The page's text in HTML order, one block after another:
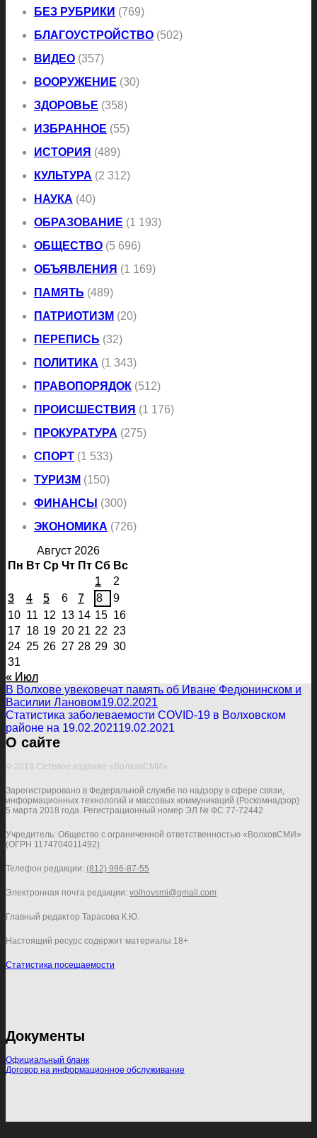
БЕЗ РУБРИКИ (769)
БЛАГОУСТРОЙСТВО (502)
ВИДЕО (357)
ВООРУЖЕНИЕ (30)
ЗДОРОВЬЕ (358)
ИЗБРАННОЕ (55)
ИСТОРИЯ (489)
КУЛЬТУРА (2 312)
НАУКА (40)
ОБРАЗОВАНИЕ (1 193)
ОБЩЕСТВО (5 696)
ОБЪЯВЛЕНИЯ (1 169)
ПАМЯТЬ (489)
ПАТРИОТИЗМ (20)
ПЕРЕПИСЬ (32)
ПОЛИТИКА (1 343)
ПРАВОПОРЯДОК (512)
ПРОИСШЕСТВИЯ (1 176)
ПРОКУРАТУРА (275)
СПОРТ (1 533)
ТУРИЗМ (150)
ФИНАНСЫ (300)
ЭКОНОМИКА (726)
Август 2026
Пн Вт Ср Чт Пт Сб Вс
1
2
3
4 5 6 7 8
9
10 11 12 13 14 15 16
17 18 19 20 21 22 23
24 25 26 27 28 29 30
31
« Июл
В Волхове увековечат память об Иване Федюнинском и
Василии Лановом19.02.2021
Статистика заболеваемости COVID-19 в Волховском
районе на 19.02.202119.02.2021
О сайте
© 2018 Сетевое издание «ВолховСМИ»
Зарегистрировано в Федеральной службе по надзору в сфере связи,
информационных технологий и массовых коммуникаций (Роскомнадзор)
5 марта 2018 года. Регистрационный номер ЭЛ № ФС 77-72442
Учредитель: Общество с ограниченной ответственностью «ВолховСМИ»
(ОГРН 1174704011492)
Телефон редакции: (812) 996-87-55
Электронная почта редакции: volhovsmi@gmail.com
Главный редактор Тарасова К.Ю.
Настоящий ресурс содержит материалы 18+
Статистика посещаемости
Документы
Официальный бланк
Договор на информационное обслуживание